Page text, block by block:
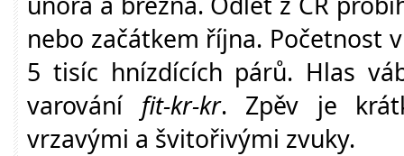
nebo začátkem října. Početnost
5 tisíc hnízdících párů. Hlas
varování fit-kr-kr. Zpěv je
vrzavými a švitořivými zvuky.